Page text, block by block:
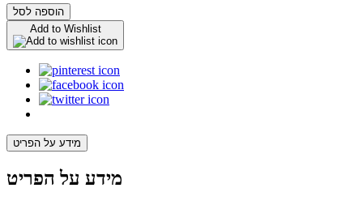
הוספה לסל
Add to Wishlist
מידע על הפריט
מידע על הפריט